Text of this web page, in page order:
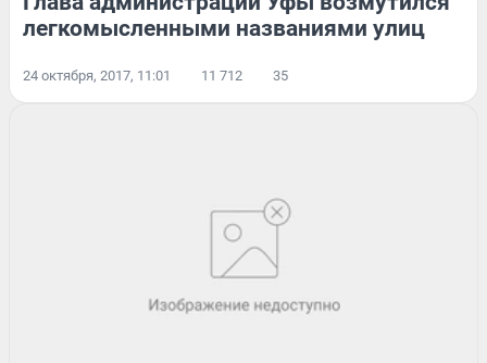
легкомысленными названиями улиц
24 октября, 2017, 11:01 11 712 35